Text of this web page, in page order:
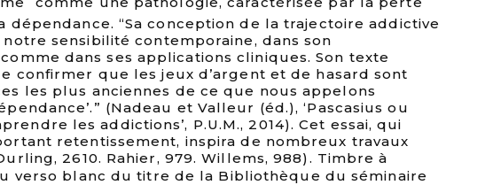
dépendance. “Sa conception de la trajectoire addictive
sensibilité contemporaine, dans son
dans ses applications cliniques. Son texte
confirmer que les jeux d’argent et de hasard sont
les plus anciennes de ce que nous appelons
(Nadeau et Valleur (éd.), ‘Pascasius ou
les addictions’, P.U.M., 2014). Cet essai, qui
retentissement, inspira de nombreux travaux
2610. Rahier, 979. Willems, 988). Timbre à
verso blanc du titre de la Bibliothèque du séminaire